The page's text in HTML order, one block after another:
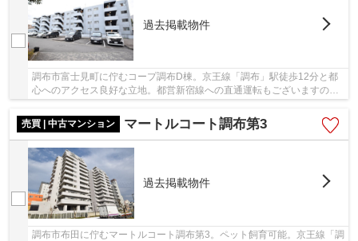
過去掲載物件
調布市富士見町に佇むコープ調布D棟。京王線「調布」駅徒歩12分と都
心へのアクセス良好な立地。都営新宿線への直通運転もございますの
で、毎日の通勤・通学にも便利です。調布駅前は再...
売買 | 中古マンション
マートルコート調布第3
過去掲載物件
調布市布田に佇むマートルコート調布第3。ペット飼育可能。京王線「調